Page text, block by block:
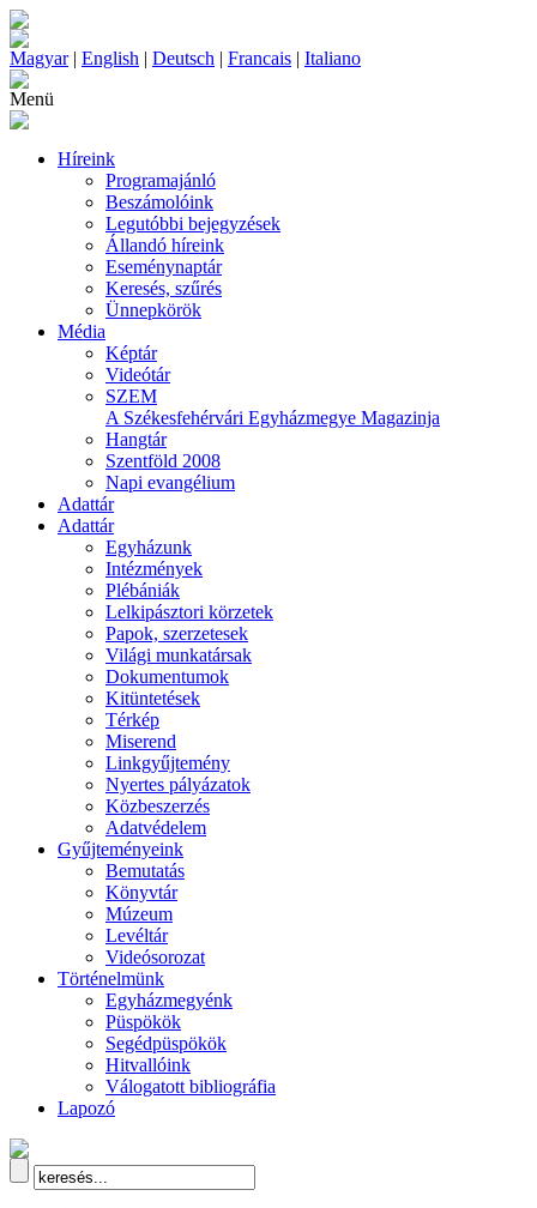
Magyar| English | Deutsch | Francais | Italiano
Menü
Híreink
Programajánló
Beszámolóink
Legutóbbi bejegyzések
Állandó híreink
Eseménynaptár
Keresés, szűrés
Ünnepkörök
Média
Képtár
Videótár
SZEM
A Székesfehérvári Egyházmegye Magazinja
Hangtár
Szentföld 2008
Napi evangélium
Adattár
Adattár
Egyházunk
Intézmények
Plébániák
Lelkipásztori körzetek
Papok, szerzetesek
Világi munkatársak
Dokumentumok
Kitüntetések
Térkép
Miserend
Linkgyűjtemény
Nyertes pályázatok
Közbeszerzés
Adatvédelem
Gyűjteményeink
Bemutatás
Könyvtár
Múzeum
Levéltár
Videósorozat
Történelmünk
Egyházmegyénk
Püspökök
Segédpüspökök
Hitvallóink
Válogatott bibliográfia
Lapozó